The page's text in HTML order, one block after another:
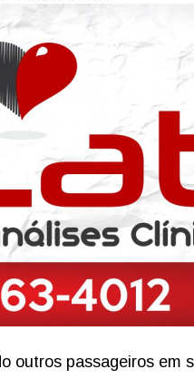
outros passageiros em